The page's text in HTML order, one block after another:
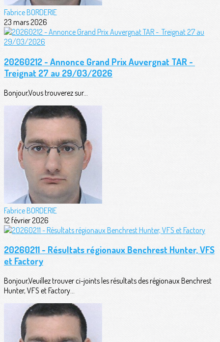
Fabrice BORDERIE
23 mars 2026
20260212 - Annonce Grand Prix Auvergnat TAR -
Treignat 27 au 29/03/2026
Bonjour,Vous trouverez sur...
Fabrice BORDERIE
12 février 2026
20260211 - Résultats régionaux Benchrest Hunter, VFS
et Factory
Bonjour,Veuillez trouver ci-joints les résultats des régionaux Benchrest
Hunter, VFS et Factory...